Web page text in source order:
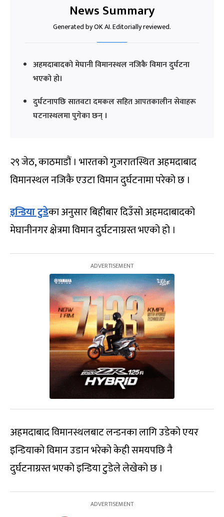
News Summary
Generated by OK AI. Editorially reviewed.
अहमदाबादको मेघानी विमानस्थल नजिकै विमान दुर्घटना
भएको हो।
दुर्घटनापछि सातवटा दमकल सहित आपतकालीन सेवाहरू
घटनास्थलमा पुगेका छन् ।
२९ जेठ, काठमाडौं । भारतको गुजरातस्थित अहमदाबाद
विमानस्थल नजिकै एउटा विमान दुर्घटनामा परेको छ ।
इन्डिया टुडेका अनुसार बिहीबार दिउँसो अहमदाबादको
मेघानीनगर क्षेत्रमा विमान दुर्घटनाग्रस्त भएको हो ।
अहमदाबाद विमानस्थलबाट लन्डनका लागि उडेको एयर
इन्डियाको विमान उडान भरेको केही समयपछि नै
दुर्घटनाग्रस्त भएको इन्डिया टुडेले लेखेको छ ।